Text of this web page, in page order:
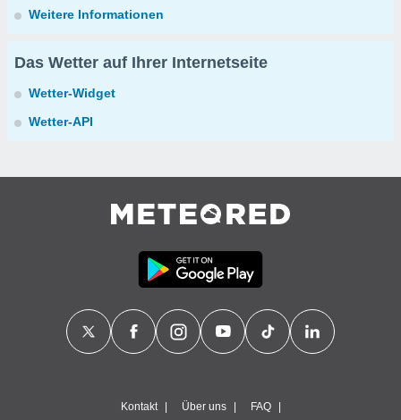
Weitere Informationen
Das Wetter auf Ihrer Internetseite
Wetter-Widget
Wetter-API
Kontakt Über uns FAQ